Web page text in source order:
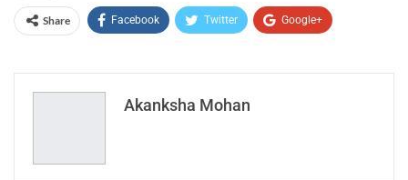
Share Facebook Twitter Google+
Email
Akanksha Mohan